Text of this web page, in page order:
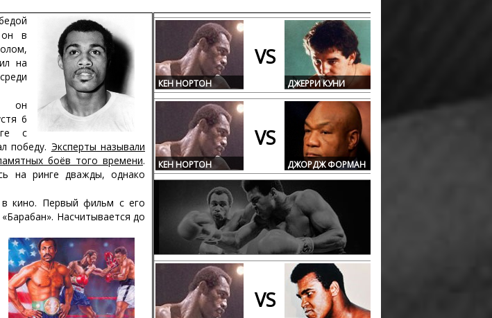
в
на
он
6
с
победу. Эксперты называли
боёв того времени.
на ринге дважды, однако
в кино. Первый фильм с его
Насчитывается до
КЕН НОРТОН
VS
ДЖЕРРИ КУНИ
КЕН НОРТОН
VS
ДЖОРДЖ ФОРМАН
VS